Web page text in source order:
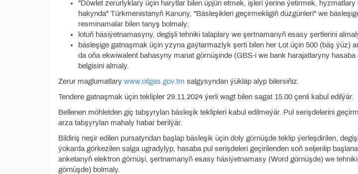
"Döwlet zerurlyklary üçin harytlar bilen üpjün etmek, işleri ýerine ýetirmek,
hakynda" Türkmenistanyň Kanuny, "Bäsleşikleri geçirmekligiň düzgünleri" we
resminamalar bilen tanyş bolmaly;
lotuň häsiýetnamasyny, degişli tehniki talaplary we şertnamanyň esasy şertlerini
bäsleşige gatnaşmak üçin yzyna gaýtarmazlyk şerti bilen her Lot üçin 500 (bäş ýüz)
da oňa ekwiwalent bahasyny manat görnüşinde (GBS-i we bank harajatlaryny
belgisini almaly.
Zerur maglumatlary www.oilgas.gov.tm salgysyndan ýükläp alyp bilersiňiz.
Tendere gatnaşmak üçin teklipler 29.11.2024 ýerli wagt bilen sagat 15.00 çenli kabul edilýär.
Bellenen möhletden giç tabşyrylan bäsleşik teklipleri kabul edilmeýär. Pul serişdelerini
arza tabşyrylan mahaly habar berilýär.
Bildiriş neşir edilen pursatyndan başlap bäsleşik üçin doly görnüşde teklip ýerleşdirilen,
ýokarda görkezilen salga ugradylyp, hasaba pul serişdeleri geçirilenden soň seljerilip
anketanyň elektron görnüşi, şertnamanyň esasy häsiýetnamasy (Word görnüşde) we
görnüşde) bolmaly.